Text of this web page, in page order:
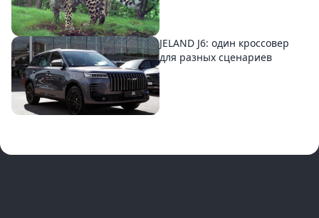
JELAND J6: один кроссовер
для разных сценариев